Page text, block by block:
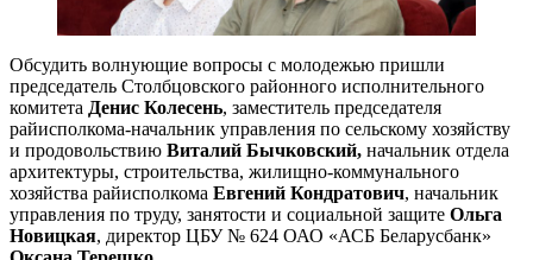
Обсудить волнующие вопросы с молодежью пришли
председатель Столбцовского районного исполнительного
комитета Денис Колесень, заместитель председателя
райисполкома-начальник управления по сельскому хозяйству
и продовольствию Виталий Бычковский, начальник отдела
архитектуры, строительства, жилищно-коммунального
хозяйства райисполкома Евгений Кондратович, начальник
управления по труду, занятости и социальной защите Ольга
Новицкая, директор ЦБУ № 624 ОАО «АСБ Беларусбанк»